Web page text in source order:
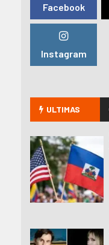
Facebook
Instagram
ULTIMAS